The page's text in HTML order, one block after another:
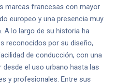
marcas francesas con mayor
europeo y una presencia muy
A lo largo de su historia ha
reconocidos por su diseño,
de conducción, con una
desde el uso urbano hasta las
y profesionales. Entre sus